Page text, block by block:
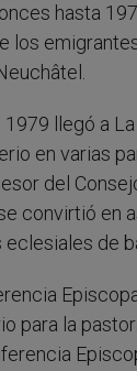
hasta
los
llegó a
en varias
del
convirtió en
eclesiales de
para la